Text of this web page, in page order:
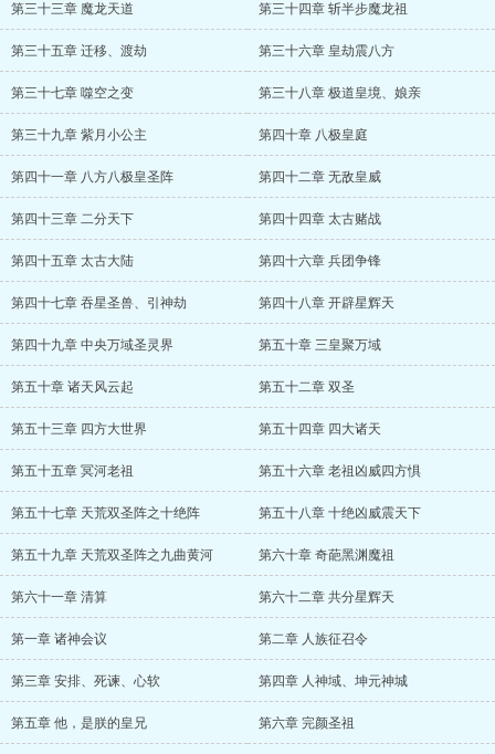
第三十三章 魔龙天道 第三十四章 斩半步魔龙祖
第三十五章 迁移、渡劫 第三十六章 皇劫震八方
第三十七章 噬空之变 第三十八章 极道皇境、娘亲
第三十九章 紫月小公主 第四十章 八极皇庭
第四十一章 八方八极皇圣阵 第四十二章 无敌皇威
第四十三章 二分天下 第四十四章 太古赌战
第四十五章 太古大陆 第四十六章 兵团争锋
第四十七章 吞星圣兽、引神劫 第四十八章 开辟星辉天
第四十九章 中央万域圣灵界 第五十章 三皇聚万域
第五十章 诸天风云起 第五十二章 双圣
第五十三章 四方大世界 第五十四章 四大诸天
第五十五章 冥河老祖 第五十六章 老祖凶威四方惧
第五十七章 天荒双圣阵之十绝阵 第五十八章 十绝凶威震天下
第五十九章 天荒双圣阵之九曲黄河 第六十章 奇葩黑渊魔祖
第六十一章 清算 第六十二章 共分星辉天
第一章 诸神会议 第二章 人族征召令
第三章 安排、死谏、心软 第四章 人神域、坤元神城
第五章 他，是朕的皇兄 第六章 完颜圣祖